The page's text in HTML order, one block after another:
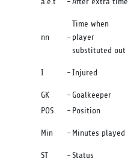
nn -
Time when
player
substituted out
I -Injured
GK
-Goalkeeper
POS
-Position
Min
-Minutes played
ST
-Status